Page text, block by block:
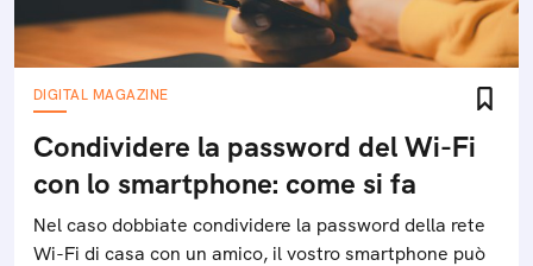
DIGITAL MAGAZINE
Condividere la password del Wi-Fi
con lo smartphone: come si fa
Nel caso dobbiate condividere la password della rete
Wi-Fi di casa con un amico, il vostro smartphone può